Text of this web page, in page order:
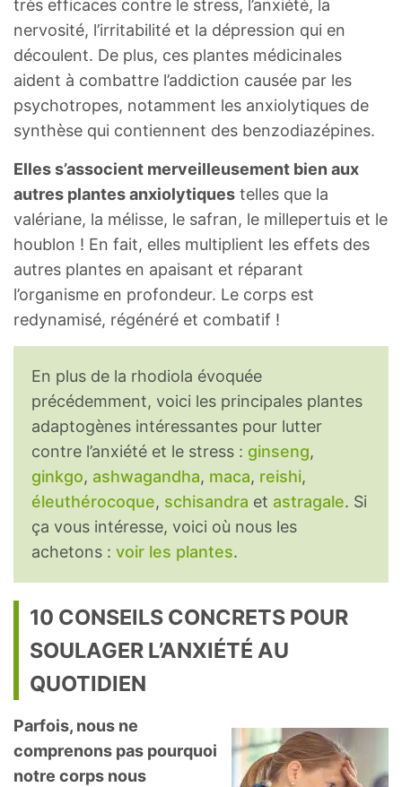
très efficaces contre le stress, l’anxiété, la
nervosité, l’irritabilité et la dépression qui en
découlent. De plus, ces plantes médicinales
aident à combattre l’addiction causée par les
psychotropes, notamment les anxiolytiques de
synthèse qui contiennent des benzodiazépines.
Elles s’associent merveilleusement bien aux
autres plantes anxiolytiques telles que la
valériane, la mélisse, le safran, le millepertuis et le
houblon ! En fait, elles multiplient les effets des
autres plantes en apaisant et réparant
l’organisme en profondeur. Le corps est
redynamisé, régénéré et combatif !
En plus de la rhodiola évoquée
précédemment, voici les principales plantes
adaptogènes intéressantes pour lutter
contre l’anxiété et le stress : ginseng,
ginkgo, ashwagandha, maca, reishi,
éleuthérocoque, schisandra et astragale. Si
ça vous intéresse, voici où nous les
achetons : voir les plantes.
10 CONSEILS CONCRETS POUR
SOULAGER L’ANXIÉTÉ AU
QUOTIDIEN
Parfois, nous ne
comprenons pas pourquoi
notre corps nous